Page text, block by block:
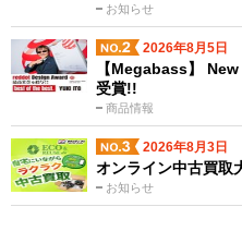
お知らせ
2026年8月5日
商品情報
【Megabass】
受賞!!
2026年8月3日
お知らせ
オンライン中古買取